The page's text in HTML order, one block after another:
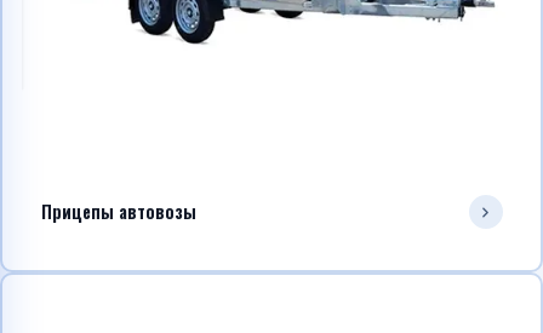
Прицепы автовозы